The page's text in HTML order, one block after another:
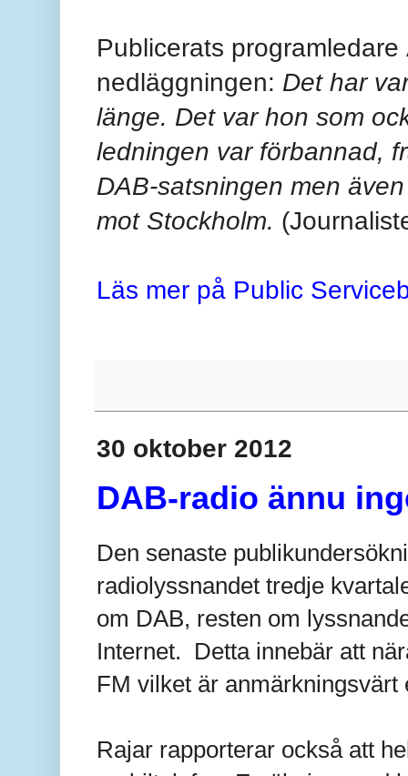
Publicerats
nedläggningen: Det har
länge. Det var hon som
ledningen var förbannad,
DAB-satsningen men
mot Stockholm.
Läs mer på Public
30 oktober 2012
DAB-radio ännu
Den senaste
radiolyssnandet tredje
om DAB, resten om
Internet. Detta innebär att
FM vilket är
Rajar rapporterar också att